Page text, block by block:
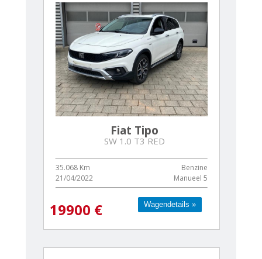
Wagendetails »
Fiat Tipo
SW 1.0 T3 RED
35.068 Km
Benzine
21/04/2022
Manueel 5
19900 € Wagendetails »